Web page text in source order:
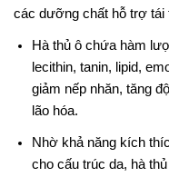
các dưỡng chất hỗ trợ tái
Hà thủ ô chứa hàm
lecithin, tanin, lipid,
giảm nếp nhăn, tăng
lão hóa.
Nhờ khả năng kích
cho cấu trúc da, hà